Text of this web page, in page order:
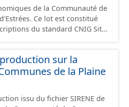
de la Communauté de
Ce lot est constitué
du standard CNIG Sites
sur la
de la Plaine
issu du fichier SIRENE de